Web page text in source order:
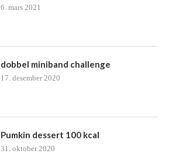
6. mars 2021
dobbel miniband challenge
17. desember 2020
Pumkin dessert 100 kcal
31. oktober 2020